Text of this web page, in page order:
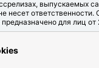
выпускаемых
несет
для лиц от
"UBT MEDIA", 2006-